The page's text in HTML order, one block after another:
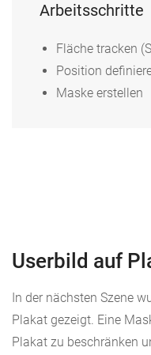
Arbeitsschritte
Fläche tracken
Position
Maske erstellen
Userbild auf
In der nächsten Szene
Plakat gezeigt. Eine
Plakat zu beschränken